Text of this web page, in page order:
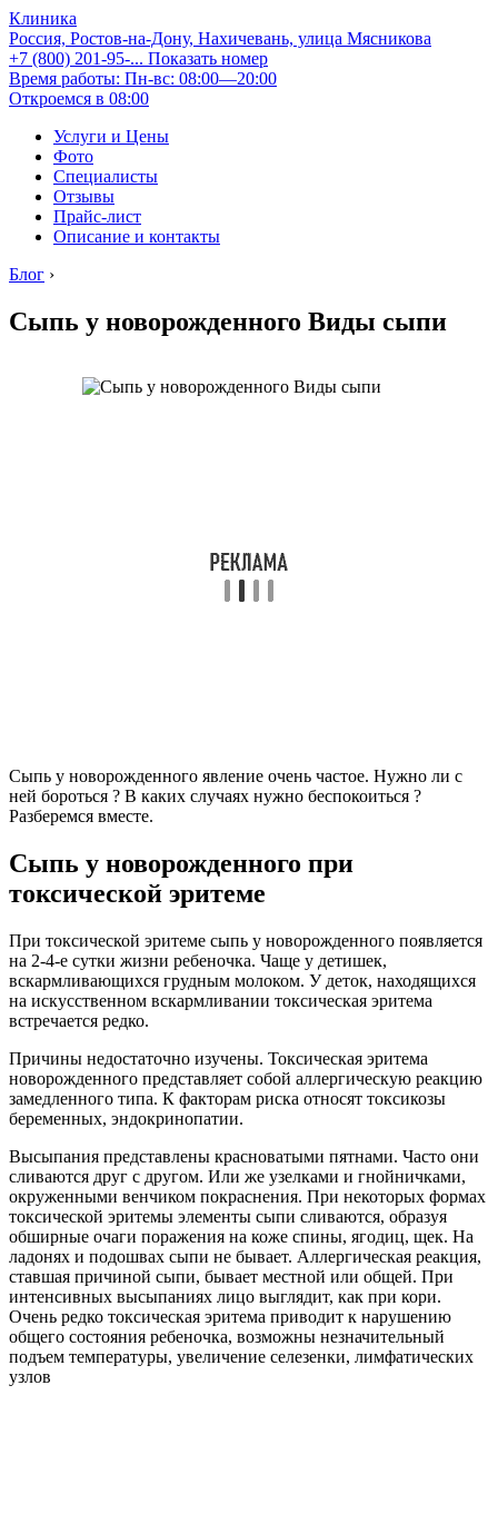
Клиника
Россия, Ростов-на-Дону, Нахичевань, улица Мясникова
+7 (800) 201-95-... Показать номер
Время работы: Пн-вс: 08:00—20:00
Откроемся в 08:00
Услуги и Цены
Фото
Специалисты
Отзывы
Прайс-лист
Описание и контакты
Блог ›
Сыпь у новорожденного Виды сыпи
Сыпь у новорожденного явление очень частое. Нужно ли с
ней бороться ? В каких случаях нужно беспокоиться ?
Разберемся вместе.
Сыпь у новорожденного при
токсической эритеме
При токсической эритеме сыпь у новорожденного появляется
на 2-4-е сутки жизни ребеночка. Чаще у детишек,
вскармливающихся грудным молоком. У деток, находящихся
на искусственном вскармливании токсическая эритема
встречается редко.
Причины недостаточно изучены. Токсическая эритема
новорожденного представляет собой аллергическую реакцию
замедленного типа. К факторам риска относят токсикозы
беременных, эндокринопатии.
Высыпания представлены красноватыми пятнами. Часто они
сливаются друг с другом. Или же узелками и гнойничками,
окруженными венчиком покраснения. При некоторых формах
токсической эритемы элементы сыпи сливаются, образуя
обширные очаги поражения на коже спины, ягодиц, щек. На
ладонях и подошвах сыпи не бывает. Аллергическая реакция,
ставшая причиной сыпи, бывает местной или общей. При
интенсивных высыпаниях лицо выглядит, как при кори.
Очень редко токсическая эритема приводит к нарушению
общего состояния ребеночка, возможны незначительный
подъем температуры, увеличение селезенки, лимфатических
узлов